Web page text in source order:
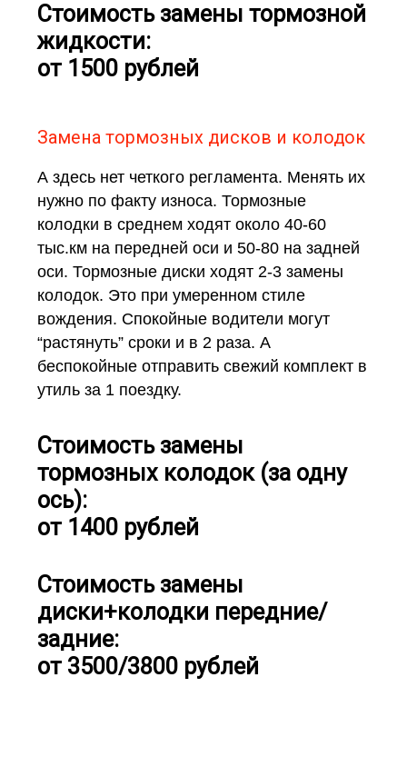
Стоимость замены тормозной
жидкости:
от 1500 рублей
Замена тормозных дисков и колодок
А здесь нет четкого регламента. Менять их
нужно по факту износа. Тормозные
колодки в среднем ходят около 40-60
тыс.км на передней оси и 50-80 на задней
оси. Тормозные диски ходят 2-3 замены
колодок. Это при умеренном стиле
вождения. Спокойные водители могут
“растянуть” сроки и в 2 раза. А
беспокойные отправить свежий комплект в
утиль за 1 поездку.
Стоимость замены
тормозных колодок (за одну
ось):
от 1400 рублей
Стоимость замены
диски+колодки передние/
задние:
от 3500/3800 рублей